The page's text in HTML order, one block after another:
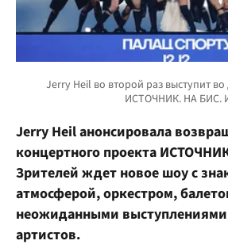
Jerry Heil анонсировала
концертного проекта
Зрителей ждет новое шоу с
атмосферой, оркестром,
неожиданными
артистов.